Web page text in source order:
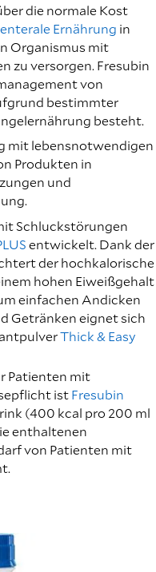
die normale Kost
enterale Ernährung in
Organismus mit
zu versorgen. Fresubin
von
bestimmter
besteht.
mit lebensnotwendigen
Produkten in
und
Schluckstörungen
entwickelt. Dank der
der hochkalorische
hohen Eiweißgehalt
einfachen Andicken
Getränken eignet sich
Thick & Easy
Patienten mit
istFresubin
(400 kcal pro 200 ml
enthaltenen
von Patienten mit